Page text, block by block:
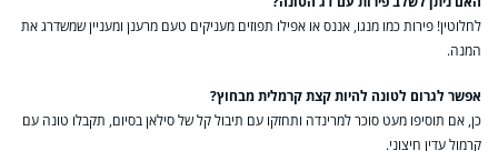
לחלוטין! פירות כמו מנגו, אננס או אפילו תפוזים מעניקים טעם מרענן ומעניין שמשדרג את
המנה.
אפשר לגרום לטונה להיות קצת קרמלית מבחוץ?
כן, אם תוסיפו מעט סוכר למרינדה ותחזקו עם תיבול קל של סילאן בסיום, תקבלו טונה עם
קרמול עדין חיצוני.